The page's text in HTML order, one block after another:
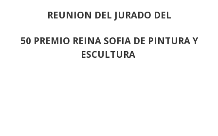
REUNION DEL JURADO DEL
50 PREMIO REINA SOFIA DE PINTURA Y
ESCULTURA